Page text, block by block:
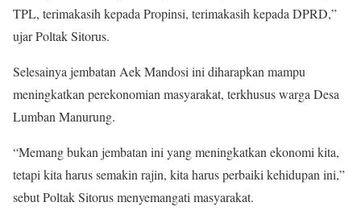
TPL, terimakasih kepada Propinsi, terimakasih kepada DPRD,”
ujar Poltak Sitorus.
Selesainya jembatan Aek Mandosi ini diharapkan mampu
meningkatkan perekonomian masyarakat, terkhusus warga Desa
Lumban Manurung.
“Memang bukan jembatan ini yang meningkatkan ekonomi kita,
tetapi kita harus semakin rajin, kita harus perbaiki kehidupan ini,”
sebut Poltak Sitorus menyemangati masyarakat.